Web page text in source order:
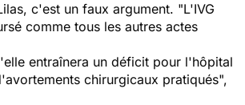
c'est un faux argument. "L'IVG
comme tous les autres actes
entraînera un déficit pour l'hôpital
chirurgicaux pratiqués",